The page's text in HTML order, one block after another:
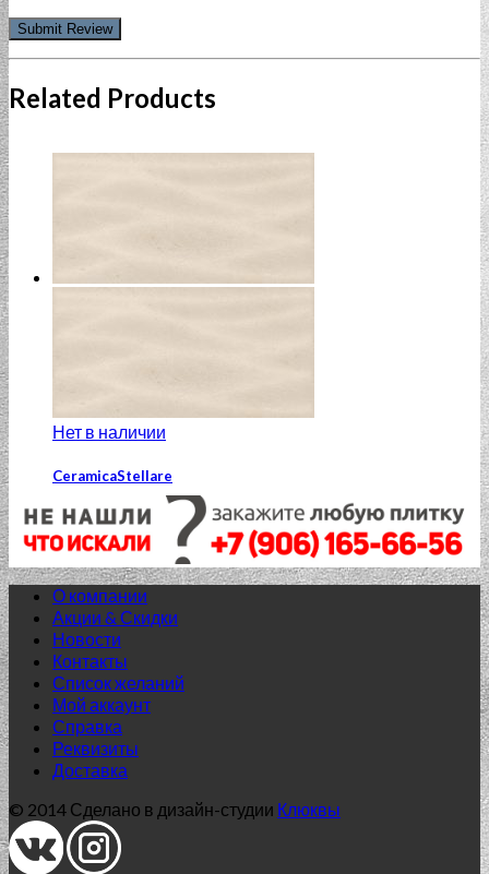
Related Products
Нет в наличии
CeramicaStellare
Corsa Beige wave relief 20×40
824.00₽
Добавить в список желаний
Нет в наличии
Inter Cerama
О компании
Акции & Скидки
Новости
Контакты
Список желаний
Мой аккаунт
Справка
Реквизиты
Доставка
© 2014 Сделано в дизайн-студии Клюквы